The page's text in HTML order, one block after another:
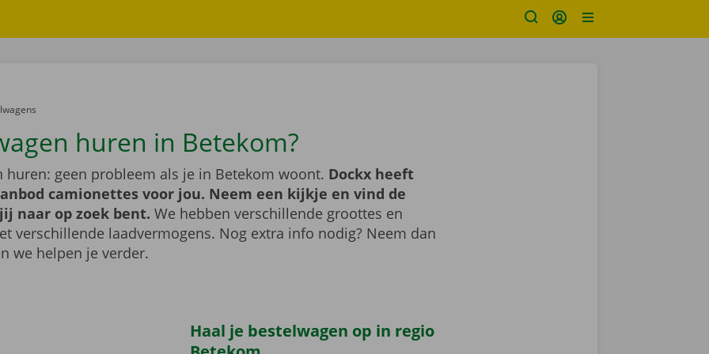
huren in Betekom?
huren: geen probleem als je in Betekom woont. Dockx heeft
camionettes voor jou. Neem een kijkje en vind de
naar op zoek bent. We hebben verschillende groottes en
verschillende laadvermogens. Nog extra info nodig? Neem dan
we helpen je verder.
Haal je bestelwagen op in regio